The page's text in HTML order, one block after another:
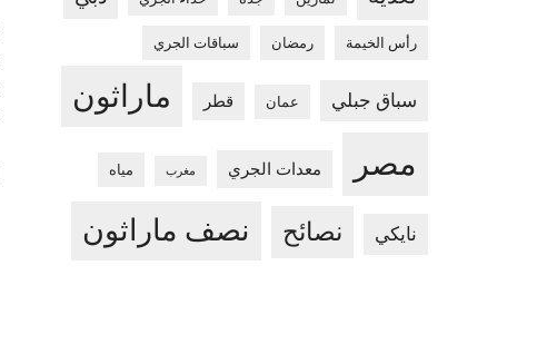
رأس الخيمة رمضان سباقات الجري
سباق جبلي عمان قطر ماراثون
مصر معدات الجري مغرب مياه
نايكي نصائح نصف ماراثون